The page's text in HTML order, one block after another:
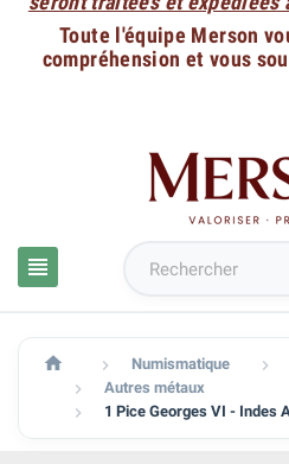
Toute l'équipe Merson
compréhension et vous

  Numismatique 
 Autres métaux
 1 Pice Georges VI - Indes